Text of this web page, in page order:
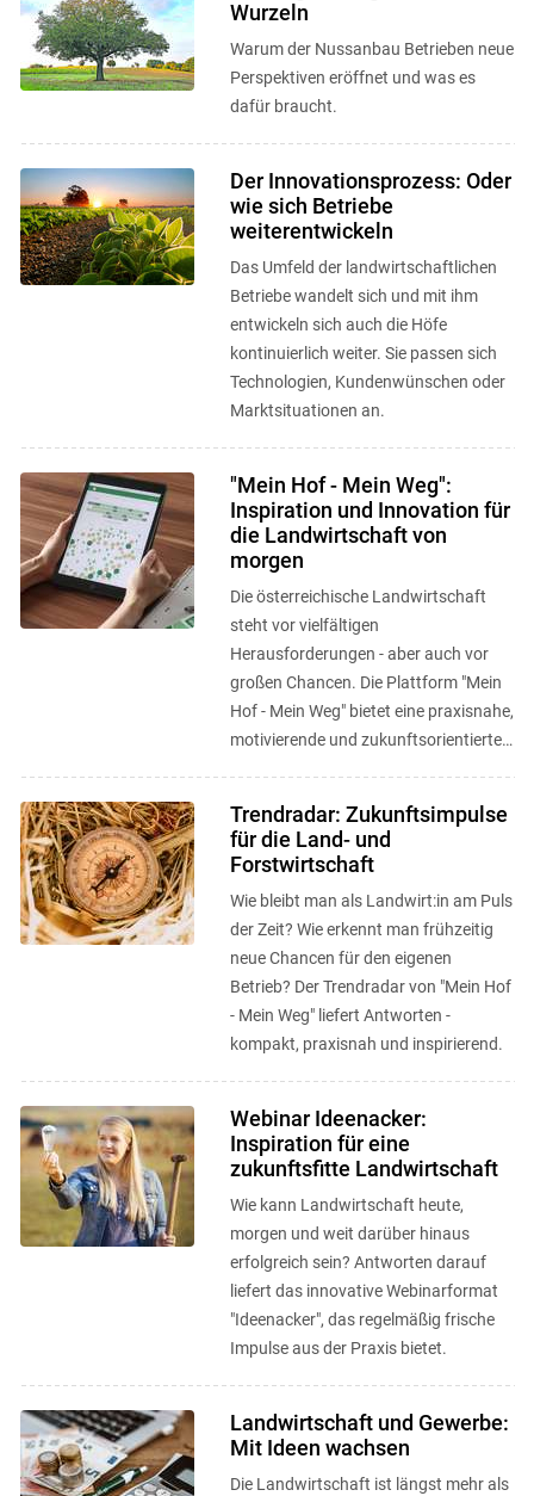
Wurzeln
Warum der Nussanbau Betrieben neue
Perspektiven eröffnet und was es
dafür braucht.
Der Innovationsprozess: Oder
wie sich Betriebe
weiterentwickeln
Das Umfeld der landwirtschaftlichen
Betriebe wandelt sich und mit ihm
entwickeln sich auch die Höfe
kontinuierlich weiter. Sie passen sich
Technologien, Kundenwünschen oder
Marktsituationen an.
"Mein Hof - Mein Weg":
Inspiration und Innovation für
die Landwirtschaft von
morgen
Die österreichische Landwirtschaft
steht vor vielfältigen
Herausforderungen - aber auch vor
großen Chancen. Die Plattform "Mein
Hof - Mein Weg" bietet eine praxisnahe,
motivierende und zukunftsorientierte
Trendradar: Zukunftsimpulse
für die Land- und
Forstwirtschaft
Wie bleibt man als Landwirt:in am Puls
der Zeit? Wie erkennt man frühzeitig
neue Chancen für den eigenen
Betrieb? Der Trendradar von "Mein Hof
- Mein Weg" liefert Antworten -
kompakt, praxisnah und inspirierend.
Webinar Ideenacker:
Inspiration für eine
zukunftsfitte Landwirtschaft
Wie kann Landwirtschaft heute,
morgen und weit darüber hinaus
erfolgreich sein? Antworten darauf
liefert das innovative Webinarformat
"Ideenacker", das regelmäßig frische
Impulse aus der Praxis bietet.
Landwirtschaft und Gewerbe:
Mit Ideen wachsen
Die Landwirtschaft ist längst mehr als